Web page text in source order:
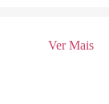
Ver Mais